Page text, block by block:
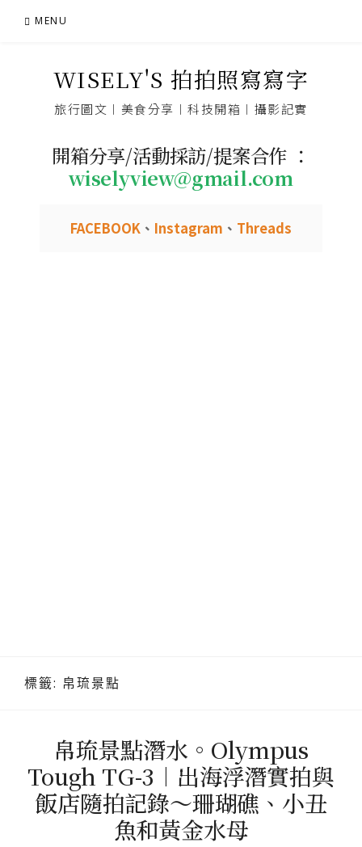
MENU
WISELY'S 拍拍照寫寫字
旅行圖文︱美食分享︱科技開箱︱攝影記實
開箱分享/活動採訪/提案合作 ：
wiselyview@gmail.com
FACEBOOK 、 Instagram 、 Threads
標籤: 帛琉景點
帛琉景點潛水。Olympus
Tough TG-3︱出海浮潛實拍與
飯店隨拍記錄～珊瑚礁、小丑
魚和黃金水母